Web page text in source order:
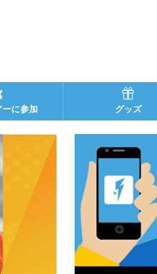
に参加 グッズ